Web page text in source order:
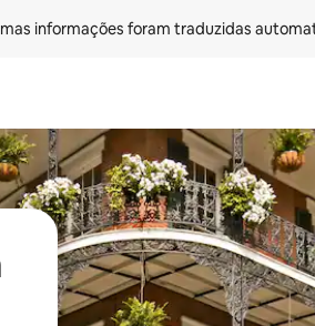
informações foram traduzidas